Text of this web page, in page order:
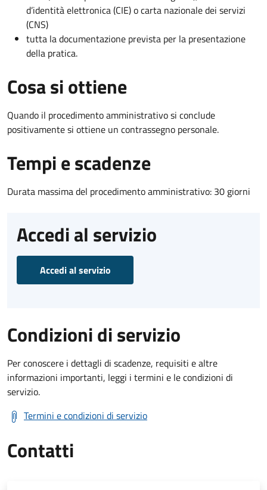
d’identità elettronica (CIE) o carta nazionale dei servizi
(CNS)
tutta la documentazione prevista per la presentazione
della pratica.
Cosa si ottiene
Quando il procedimento amministrativo si conclude
positivamente si ottiene un contrassegno personale.
Tempi e scadenze
Durata massima del procedimento amministrativo: 30 giorni
Accedi al servizio
Accedi al servizio
Condizioni di servizio
Per conoscere i dettagli di scadenze, requisiti e altre
informazioni importanti, leggi i termini e le condizioni di
servizio.
Termini e condizioni di servizio
Contatti